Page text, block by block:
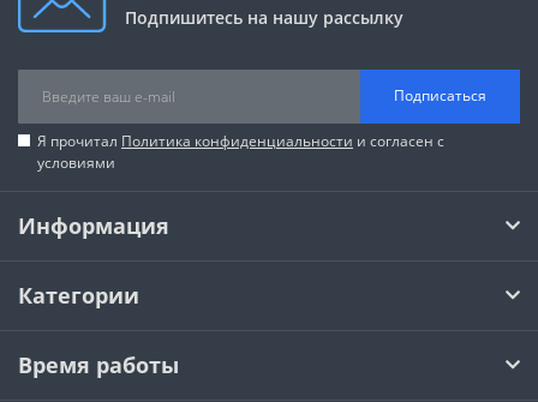
Подпишитесь на нашу рассылку
Подписаться
Я прочитал Политика конфиденциальности и согласен с
условиями
Информация
Категории
Время работы